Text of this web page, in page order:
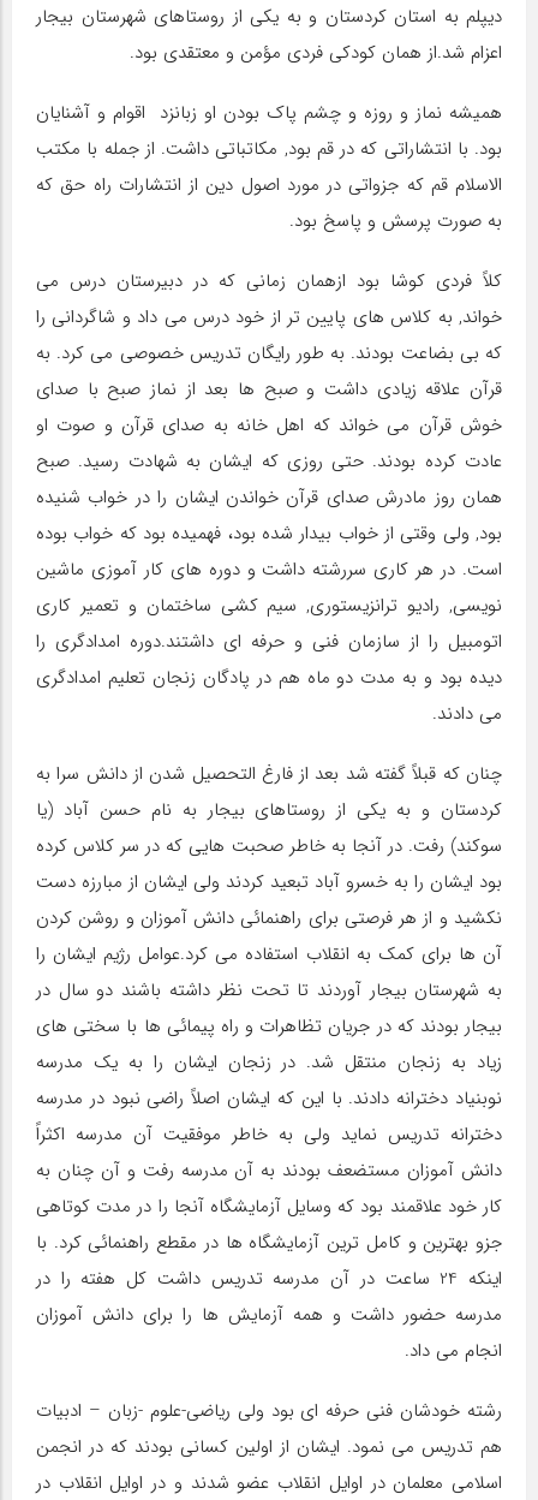
دیپلم به استان کردستان و به یکی از روستاهای شهرستان بیجار
اعزام شد.از همان کودکی فردی مؤمن و معتقدی بود.
همیشه نماز و روزه و چشم پاک بودن او زبانزد اقوام و آشنایان
بود. با انتشاراتی که در قم بود, مکاتباتی داشت. از جمله با مکتب
الاسلام قم که جزواتی در مورد اصول دین از انتشارات راه حق که
به صورت پرسش و پاسخ بود.
کلاً فردی کوشا بود ازهمان زمانی که در دبیرستان درس می
خواند, به کلاس های پایین تر از خود درس می داد و شاگردانی را
که بی بضاعت بودند. به طور رایگان تدریس خصوصی می کرد. به
قرآن علاقه زیادی داشت و صبح ها بعد از نماز صبح با صدای
خوش قرآن می خواند که اهل خانه به صدای قرآن و صوت او
عادت کرده بودند. حتی روزی که ایشان به شهادت رسید. صبح
همان روز مادرش صدای قرآن خواندن ایشان را در خواب شنیده
بود, ولی وقتی از خواب بیدار شده بود، فهمیده بود که خواب بوده
است. در هر کاری سررشته داشت و دوره های کار آموزی ماشین
نویسی, رادیو ترانزیستوری, سیم کشی ساختمان و تعمیر کاری
اتومبیل را از سازمان فنی و حرفه ای داشتند.دوره امدادگری را
دیده بود و به مدت دو ماه هم در پادگان زنجان تعلیم امدادگری
می دادند.
چنان که قبلاً گفته شد بعد از فارغ التحصیل شدن از دانش سرا به
کردستان و به یکی از روستاهای بیجار به نام حسن آباد (یا
سوکند) رفت. در آنجا به خاطر صحبت هایی که در سر کلاس کرده
بود ایشان را به خسرو آباد تبعید کردند ولی ایشان از مبارزه دست
نکشید و از هر فرصتی برای راهنمائی دانش آموزان و روشن کردن
آن ها برای کمک به انقلاب استفاده می کرد.عوامل رژیم ایشان را
به شهرستان بیجار آوردند تا تحت نظر داشته باشند دو سال در
بیجار بودند که در جریان تظاهرات و راه پیمائی ها با سختی های
زیاد به زنجان منتقل شد. در زنجان ایشان را به یک مدرسه
نوبنیاد دخترانه دادند. با این که ایشان اصلاً راضی نبود در مدرسه
دخترانه تدریس نماید ولی به خاطر موفقیت آن مدرسه اکثراً
دانش آموزان مستضعف بودند به آن مدرسه رفت و آن چنان به
کار خود علاقمند بود که وسایل آزمایشگاه آنجا را در مدت کوتاهی
جزو بهترین و کامل ترین آزمایشگاه ها در مقطع راهنمائی کرد. با
اینکه 24 ساعت در آن مدرسه تدریس داشت کل هفته را در
مدرسه حضور داشت و همه آزمایش ها را برای دانش آموزان
انجام می داد.
رشته خودشان فنی حرفه ای بود ولی ریاضی-علوم -زبان – ادبیات
هم تدریس می نمود. ایشان از اولین کسانی بودند که در انجمن
اسلامی معلمان در اوایل انقلاب عضو شدند و در اوایل انقلاب در